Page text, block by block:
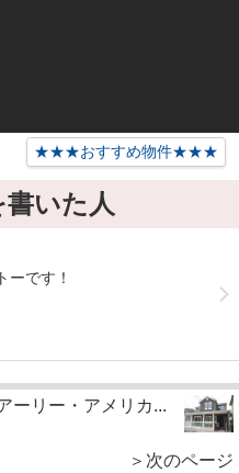
★★★おすすめ物件★★★
いた人
ーです！
ーリー・アメリカ...
＞次のページ